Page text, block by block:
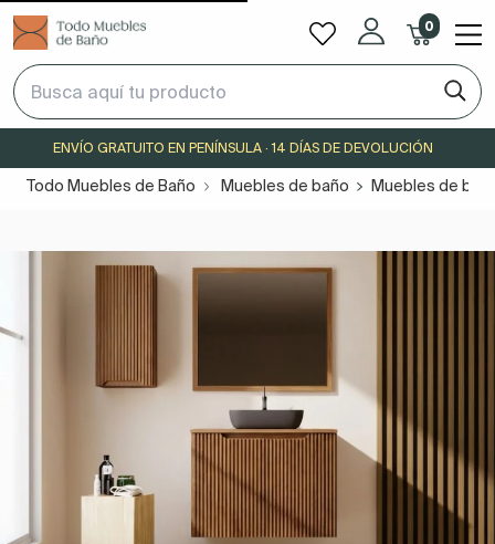
0
ENVÍO GRATUITO EN PENÍNSULA · 14 DÍAS DE DEVOLUCIÓN
Todo Muebles de Baño Muebles de baño Muebles de